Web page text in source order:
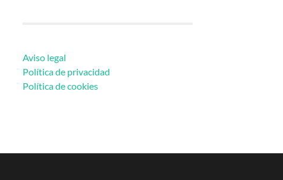
Aviso legal
Política de privacidad
Política de cookies